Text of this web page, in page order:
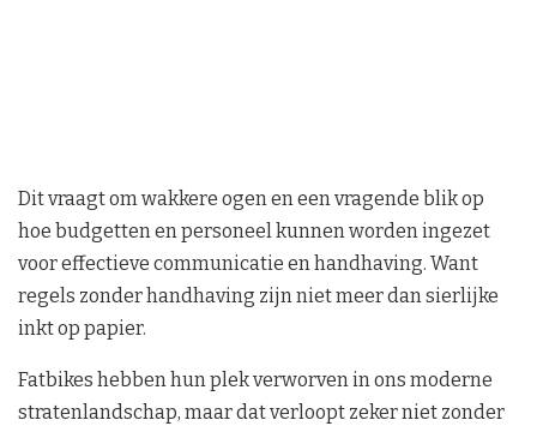
Dit vraagt om wakkere ogen en een vragende blik op
hoe budgetten en personeel kunnen worden ingezet
voor effectieve communicatie en handhaving. Want
regels zonder handhaving zijn niet meer dan sierlijke
inkt op papier.
Fatbikes hebben hun plek verworven in ons moderne
stratenlandschap, maar dat verloopt zeker niet zonder